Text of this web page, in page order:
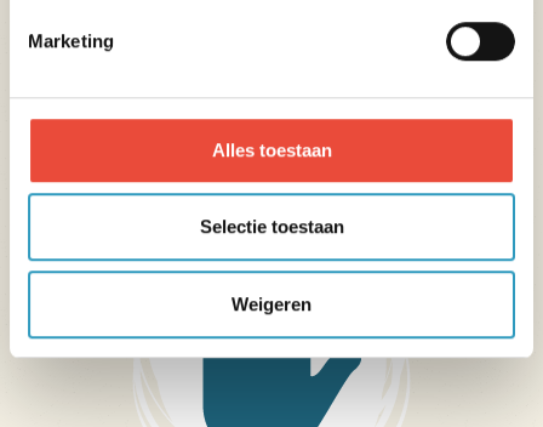
Marketing
Alles toestaan
Selectie toestaan
Weigeren
Bijstand, repatriëring, vergoeding van medische
dat verband houdt met een epidemie tijdens je
verblijf.